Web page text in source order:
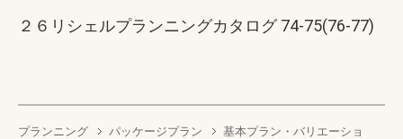
２６リシェルプランニングカタログ 74-75(76-77)
プランニング パッケージプラン
基本プラン・バリエーショ